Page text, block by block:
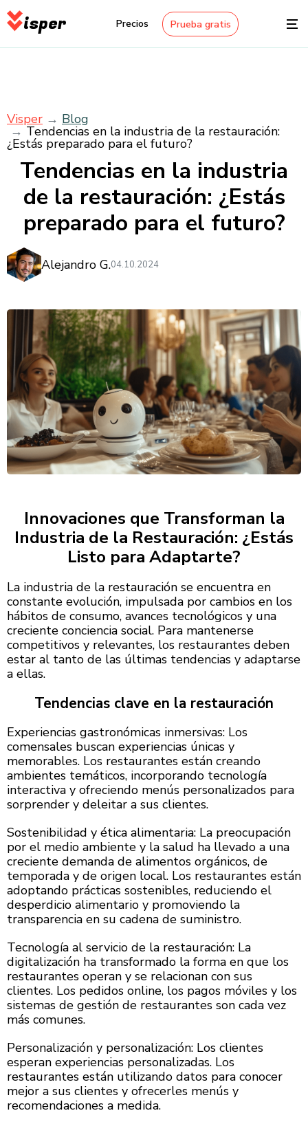
isper Precios Prueba gratis
Visper Blog
Tendencias en la industria de la restauración:
¿Estás preparado para el futuro?
Tendencias en la industria
de la restauración: ¿Estás
preparado para el futuro?
Alejandro G.04.10.2024
Innovaciones que Transforman la
Industria de la Restauración: ¿Estás
Listo para Adaptarte?
La industria de la restauración se encuentra en
constante evolución, impulsada por cambios en los
hábitos de consumo, avances tecnológicos y una
creciente conciencia social. Para mantenerse
competitivos y relevantes, los restaurantes deben
estar al tanto de las últimas tendencias y adaptarse
a ellas.
Tendencias clave en la restauración
Experiencias gastronómicas inmersivas: Los
comensales buscan experiencias únicas y
memorables. Los restaurantes están creando
ambientes temáticos, incorporando tecnología
interactiva y ofreciendo menús personalizados para
sorprender y deleitar a sus clientes.
Sostenibilidad y ética alimentaria: La preocupación
por el medio ambiente y la salud ha llevado a una
creciente demanda de alimentos orgánicos, de
temporada y de origen local. Los restaurantes están
adoptando prácticas sostenibles, reduciendo el
desperdicio alimentario y promoviendo la
transparencia en su cadena de suministro.
Tecnología al servicio de la restauración: La
digitalización ha transformado la forma en que los
restaurantes operan y se relacionan con sus
clientes. Los pedidos online, los pagos móviles y los
sistemas de gestión de restaurantes son cada vez
más comunes.
Personalización y personalización: Los clientes
esperan experiencias personalizadas. Los
restaurantes están utilizando datos para conocer
mejor a sus clientes y ofrecerles menús y
recomendaciones a medida.